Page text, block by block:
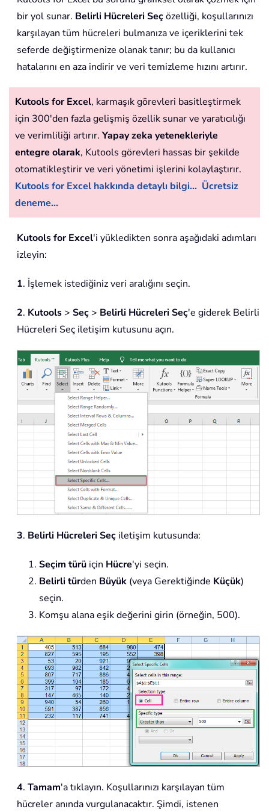
bir yol sunar. Belirli Hücreleri Seçözelliği, koşullarınızı
karşılayan tüm hücreleri bulmanıza ve içeriklerini tek
seferde değiştirmenize olanak tanır; bu da kullanıcı
hatalarını en aza indirir ve veri temizleme hızını artırır.
Kutools for Excel, karmaşık görevleri basitleştirmek
için 300'den fazla gelişmiş özellik sunar ve yaratıcılığı
ve verimliliği artırır. Yapay zeka yetenekleriyle
entegre olarak, Kutools görevleri hassas bir şekilde
otomatikleştirir ve veri yönetimi işlerini kolaylaştırır.
Kutools for Excel hakkında detaylı bilgi... Ücretsiz
deneme...
Kutools for Excel'i yükledikten sonra aşağıdaki adımları
izleyin:
1. İşlemek istediğiniz veri aralığını seçin.
2. Kutools > Seç > Belirli Hücreleri Seç'e giderek Belirli
Hücreleri Seç iletişim kutusunu açın.
3. Belirli Hücreleri Seç iletişim kutusunda:
Seçim türü için Hücre'yi seçin.
Belirli türden Büyük (veya Gerektiğinde Küçük)
seçin.
Komşu alana eşik değerini girin (örneğin, 500).
4. Tamam'a tıklayın. Koşullarınızı karşılayan tüm
hücreler anında vurgulanacaktır. Şimdi, istenen